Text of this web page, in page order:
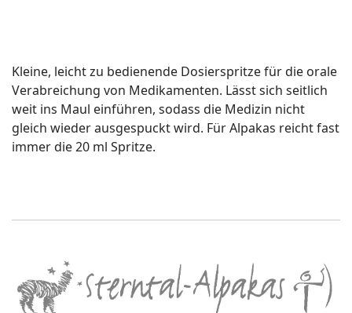
Kleine, leicht zu bedienende Dosierspritze für die orale
Verabreichung von Medikamenten. Lässt sich seitlich
weit ins Maul einführen, sodass die Medizin nicht
gleich wieder ausgespuckt wird. Für Alpakas reicht fast
immer die 20 ml Spritze.